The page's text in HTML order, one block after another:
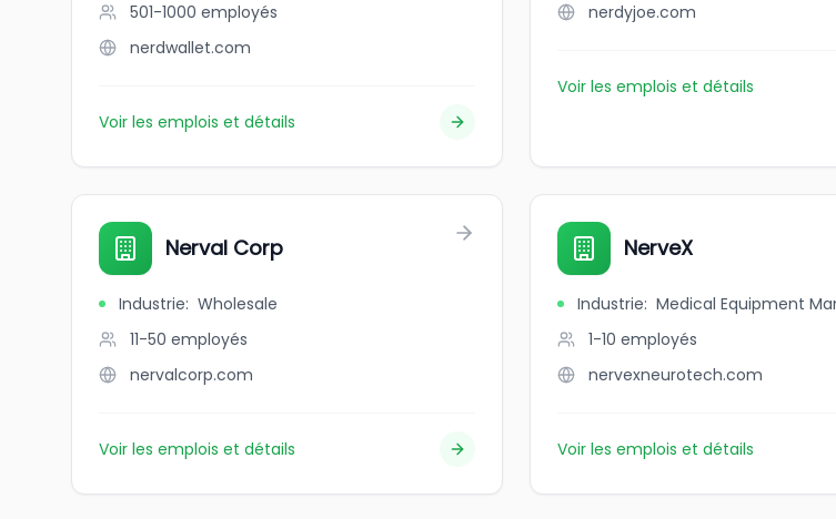
501-1000 employés
nerdwallet.com
Voir les emplois et détails
nerdyjoe.com
Voir les emplois et détails
Nerval Corp
Industrie: Wholesale
11-50 employés
nervalcorp.com
Voir les emplois et détails
NerveX
Industrie: Medical Equipment
1-10 employés
nervexneurotech.com
Voir les emplois et détails